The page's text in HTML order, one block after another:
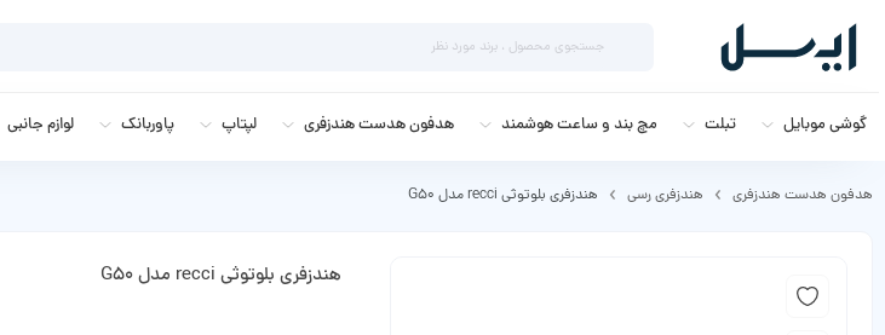
گوشی موبایل تبلت مچ بند و ساعت هوشمند هدفون هدست هندزفری لپتاپ پاوربانک لوازم جانبی
هدفون هدست هندزفری هندزفری رسی هندزفری بلوتوثی recci مدل G50
هندزفری بلوتوثی recci مدل G50